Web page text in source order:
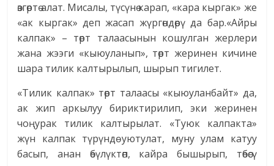
өзгөртө алат. Мисалы, түсүнө карап, «кара кыргак» же
«ак кыргак» деп жасап жүргөндөрү да бар.«Айры
калпак» – төрт талаасынын кошулган жерлери
жана жээги «кыюуланып», төрт жеринен кичине
шара тилик калтырылып, шырып тигилет.
«Тилик калпак» төрт талаасы «кыюуланбайт» да,
ак жип аркылуу бириктирилип, эки жеринен
чоңурак тилик калтырылат. «Туюк калпакта»
жүн калпак түрүндө уютулат, муну улам катуу
басып, анан өбүлүктөп, кайра бышырып, төбөсү